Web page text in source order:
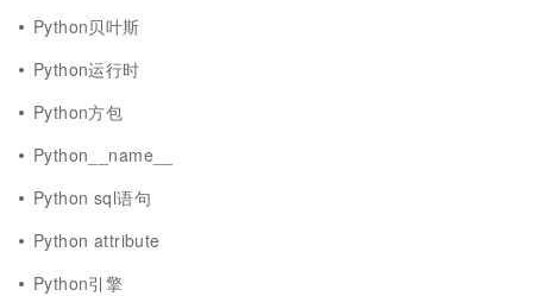
Python贝叶斯
Python运行时
Python方包
Python__name__
Python sql语句
Python attribute
Python引擎